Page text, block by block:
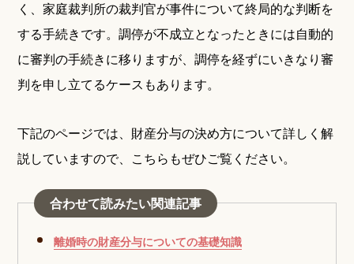
く、家庭裁判所の裁判官が事件について終局的な判断を
する手続きです。調停が不成立となったときには自動的
に審判の手続きに移りますが、調停を経ずにいきなり審
判を申し立てるケースもあります。
下記のページでは、財産分与の決め方について詳しく解
説していますので、こちらもぜひご覧ください。
合わせて読みたい関連記事
離婚時の財産分与についての基礎知識